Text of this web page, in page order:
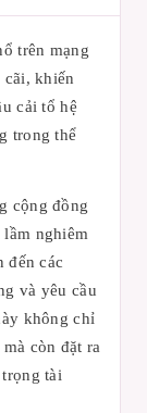
trên mạng
cãi, khiến
cải tổ hệ
trong thể
cộng đồng
nghiêm
đến các
và yêu cầu
không chỉ
còn đặt ra
tài